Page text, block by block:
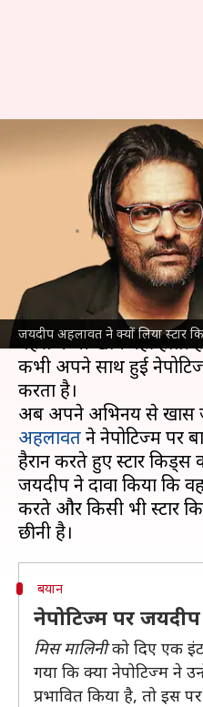
जयदीप अहलावत ने क्यों लिया स्टार
दूसरे रणबीर कपूर
आए जयदीप
को अभिनेता ने
Jun 03, 2024 04:17
क्या है खबर?
नेपोटिज्म बॉलीवुड की
बहस कभी खत्म नहीं होती
कभी अपने साथ हुई
करता है।
अब अपने अभिनय से खास
अहलावतने नेपोटिज्म पर
हैरान करते हुए स्टार किड्स
जयदीप ने दावा किया कि
करते और किसी भी स्टार
बयान
नेपोटिज्म पर
मिस मालिनीको दिए एक
गया कि क्या नेपोटिज्म ने
प्रभावित किया है, तो इस